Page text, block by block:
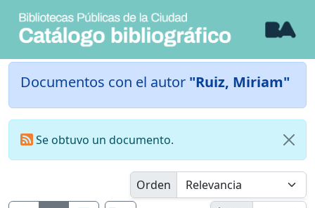
Documentos con el autor "Ruiz, Miriam"
Se obtuvo un documento.
Orden